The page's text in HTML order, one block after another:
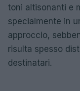
toni altisonanti e
specialmente in
approccio,
risulta spesso
destinatari.